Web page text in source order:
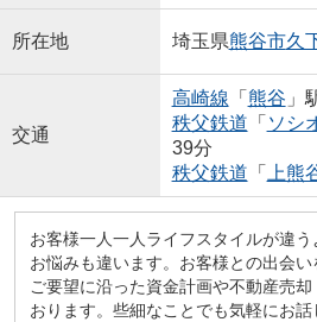
所在地 埼玉県熊谷市久
交通
高崎線 「 熊谷 」
秩父鉄道 「 ソシ
39分
秩父鉄道 「 上熊
お客様一人一人ライフスタイルが違
お悩みも違います。お客様との出会
ご要望に沿った資金計画や不動産売
おります。些細なことでも気軽にお